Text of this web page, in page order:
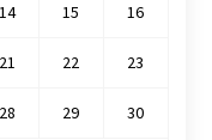
14 15 16
21 22 23
28 29 30